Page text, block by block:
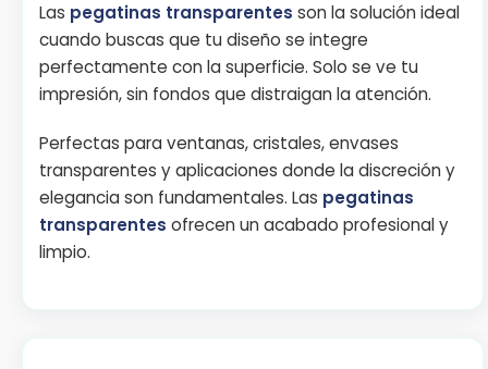
Las pegatinas transparentes son la solución ideal
cuando buscas que tu diseño se integre
perfectamente con la superficie. Solo se ve tu
impresión, sin fondos que distraigan la atención.
Perfectas para ventanas, cristales, envases
transparentes y aplicaciones donde la discreción y
elegancia son fundamentales. Las pegatinas
transparentes ofrecen un acabado profesional y
limpio.